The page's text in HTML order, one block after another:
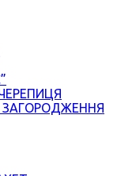
ЗАГОРОДЖЕННЯ